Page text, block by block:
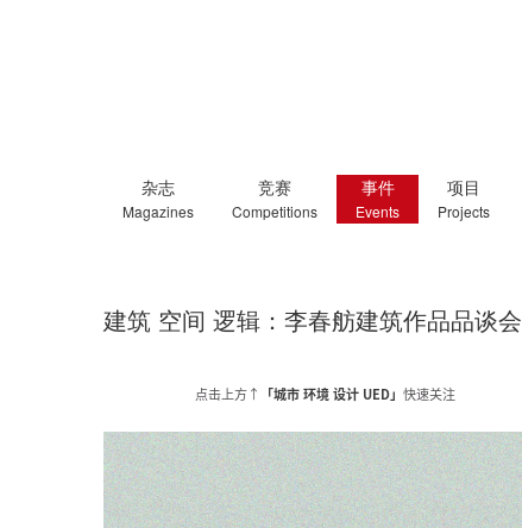
杂志
Magazines
竞赛
Competitions
事件
Events
项目
Projects
建筑 空间 逻辑：李春舫建筑作品品谈会
点击上方↑ 「城市 环境 设计 UED」 快速关注